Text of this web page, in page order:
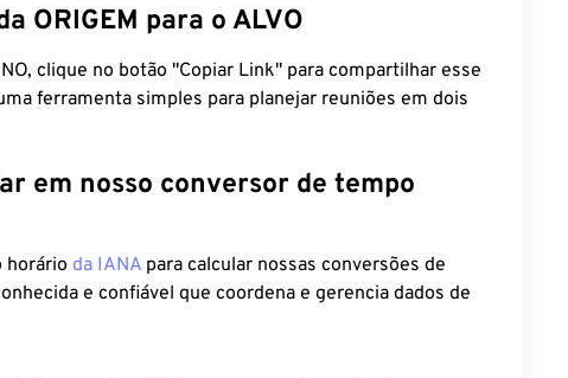
ORIGEM para o ALVO
clique no botão "Copiar Link" para compartilhar esse
ferramenta simples para planejar reuniões em dois
em nosso conversor de tempo
horário da IANA para calcular nossas conversões de
e confiável que coordena e gerencia dados de